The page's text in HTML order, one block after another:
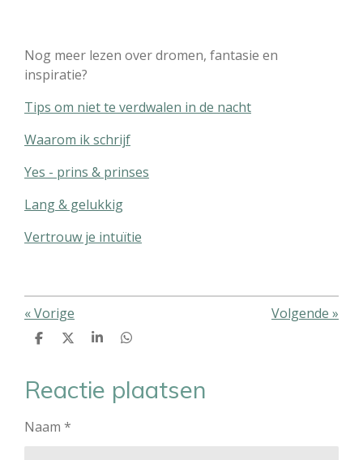
Nog meer lezen over dromen, fantasie en
inspiratie?
Tips om niet te verdwalen in de nacht
Waarom ik schrijf
Yes - prins & prinses
Lang & gelukkig
Vertrouw je intuïtie
«Vorige Volgende »
D
e
n
D
S
e
D
e
Reactie plaatsen
Naam *